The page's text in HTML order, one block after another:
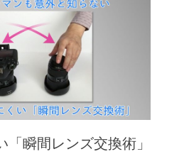
瞬間レンズ交換術」